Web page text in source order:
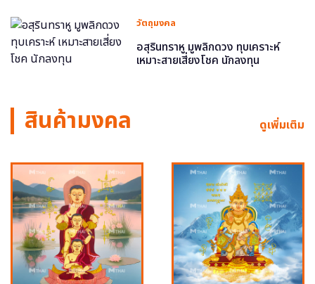
วัตถุมงคล
อสุรินทราหู มูพลิกดวง ทุบเคราะห์
เหมาะสายเสี่ยงโชค นักลงทุน
สินค้ามงคล ดูเพิ่มเติม